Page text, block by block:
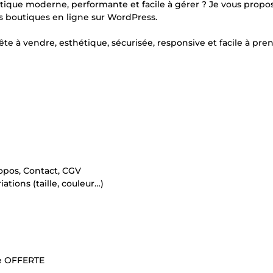
moderne, performante et facile à gérer ? Je vous
boutiques en ligne sur WordPress.
à vendre, esthétique, sécurisée, responsive et facile à
Contact, CGV
(taille, couleur…)